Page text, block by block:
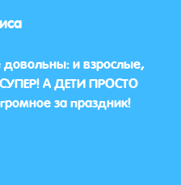
и взрослые,
А ДЕТИ ПРОСТО
за праздник!